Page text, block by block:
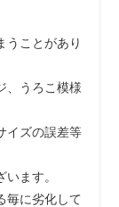
うことがあり
、うろこ模様
イズの誤差等
ます。
毎に劣化して